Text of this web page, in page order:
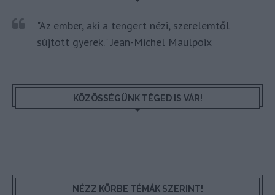
"Az ember, aki a tengert nézi, szerelemtől
sújtott gyerek." Jean-Michel Maulpoix
KÖZÖSSÉGÜNK TÉGED IS VÁR!
NÉZZ KÖRBE TÉMÁK SZERINT!